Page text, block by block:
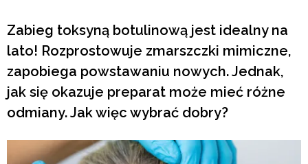
Zabieg toksyną botulinową jest idealny na
lato! Rozprostowuje zmarszczki mimiczne,
zapobiega powstawaniu nowych. Jednak,
jak się okazuje preparat może mieć różne
odmiany. Jak więc wybrać dobry?